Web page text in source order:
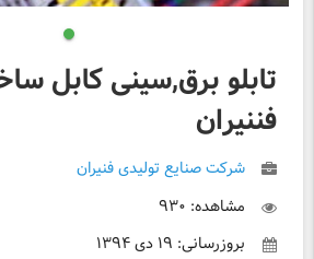
تابلو برق,سینی کابل
فننیران
شرکت صنایع تولیدی فنیران
مشاهده: ۹۳۰
بروزرسانی: ۱۹ دی ۱۳۹۴